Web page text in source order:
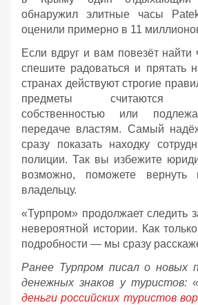
обнаружил элитные часы
оценили примерно в 11
Если вдруг и вам повезёт найти
спешите радоваться и прятать
странах действуют строгие
предметы считаются
собственностью или
передаче властям. Самый
сразу показать находку
полиции. Так вы избежите
возможно, поможете вернуть
владельцу.
«Турпром» продолжает следить
невероятной истории. Как
подробности — мы сразу
Ранее Турпром писал о новых
денежных знаков у туристов: «
деньги российских туристов